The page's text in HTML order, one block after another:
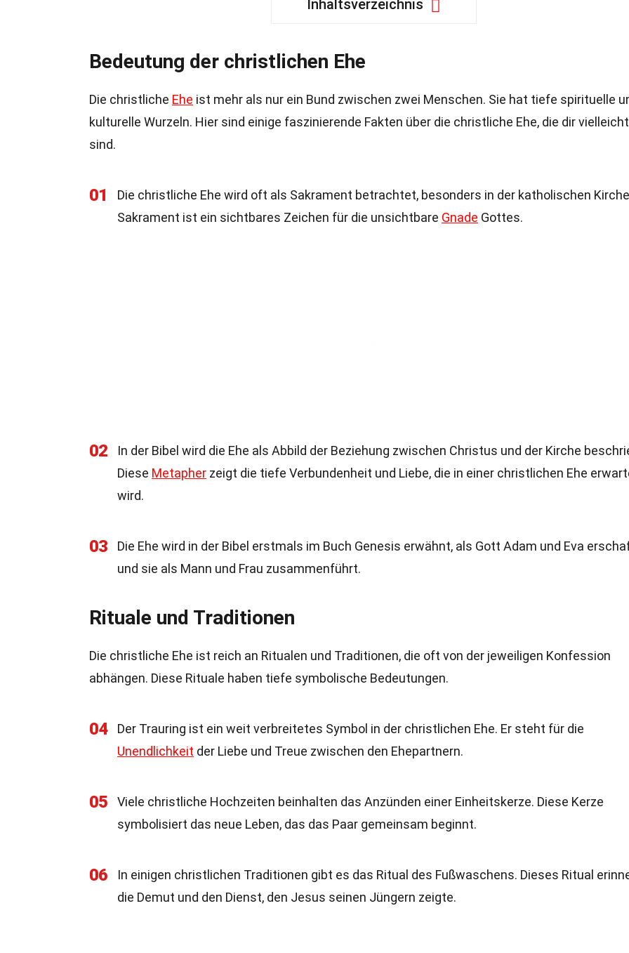
Inhaltsverzeichnis
Bedeutung der christlichen Ehe
Die christliche Ehe ist mehr als nur ein Bund zwischen zwei Menschen. Sie hat tiefe spirituelle
kulturelle Wurzeln. Hier sind einige faszinierende Fakten über die christliche Ehe, die dir
sind.
01
Die christliche Ehe wird oft als Sakrament betrachtet, besonders in der katholischen
Sakrament ist ein sichtbares Zeichen für die unsichtbare Gnade Gottes.
02
In der Bibel wird die Ehe als Abbild der Beziehung zwischen Christus und der Kirche
Diese Metapher zeigt die tiefe Verbundenheit und Liebe, die in einer christlichen Ehe
wird.
03
Die Ehe wird in der Bibel erstmals im Buch Genesis erwähnt, als Gott Adam und Eva
und sie als Mann und Frau zusammenführt.
Rituale und Traditionen
Die christliche Ehe ist reich an Ritualen und Traditionen, die oft von der jeweiligen Konfession
abhängen. Diese Rituale haben tiefe symbolische Bedeutungen.
04
Der Trauring ist ein weit verbreitetes Symbol in der christlichen Ehe. Er steht für die
Unendlichkeit der Liebe und Treue zwischen den Ehepartnern.
05
Viele christliche Hochzeiten beinhalten das Anzünden einer Einheitskerze. Diese Kerze
symbolisiert das neue Leben, das das Paar gemeinsam beginnt.
06
In einigen christlichen Traditionen gibt es das Ritual des Fußwaschens. Dieses Ritual
die Demut und den Dienst, den Jesus seinen Jüngern zeigte.